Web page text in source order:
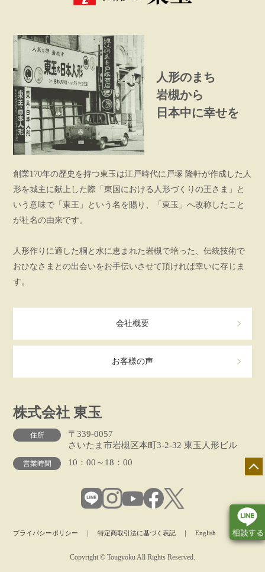
人形のまち
岩槻から
日本中に幸せを
創業170年の歴史を持つ東玉は江戸時代に戸塚 隆軒が作成した人
形を城主に献上した際「東国における人形づくりの王さま」と
いう意味で「東王」という名を賜り、「東玉」へ改称したこと
が社名の由来です。
人形作りに適した桐と水に恵まれた岩槻で培った、伝統技術で
おひなさまとの出会いをお手伝いさせて頂ければ幸いに存じま
す。
会社概要
お客様の声
株式会社 東玉
住所
〒339-0057
さいたま市岩槻区本町3-2-32 東玉人形ビル
営業時間 10：00～18：00
プライバシーポリシー ｜特定商取引法に基づく表記 ｜English
Copyright © Tougyoku All Rights Reserved.